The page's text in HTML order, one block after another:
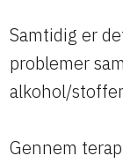
Samtidig er
problemer
alkohol/
Gennem